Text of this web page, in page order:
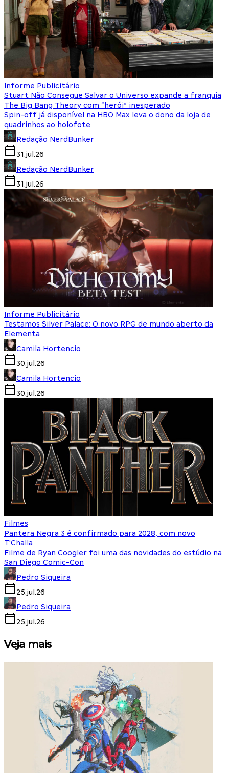
Informe Publicitário
Stuart Não Consegue Salvar o Universo expande a franquia
The Big Bang Theory com “herói” inesperado
Spin-off já disponível na HBO Max leva o dono da loja de
quadrinhos ao holofote
Redação NerdBunker
31.jul.26
Redação NerdBunker
31.jul.26
Informe Publicitário
Testamos Silver Palace: O novo RPG de mundo aberto da
Elementa
Camila Hortencio
30.jul.26
Camila Hortencio
30.jul.26
Filmes
Pantera Negra 3 é confirmado para 2028, com novo
T'Challa
Filme de Ryan Coogler foi uma das novidades do estúdio na
San Diego Comic-Con
Pedro Siqueira
25.jul.26
Pedro Siqueira
25.jul.26
Veja mais